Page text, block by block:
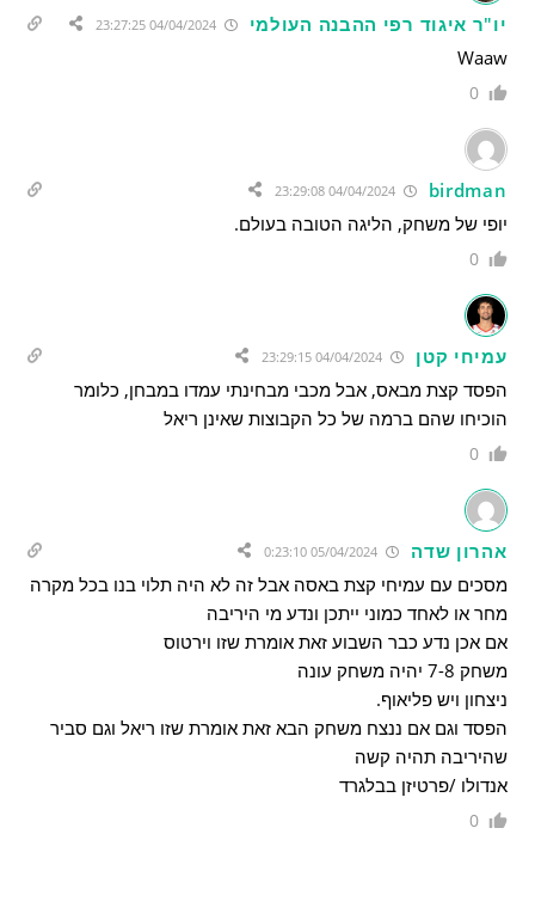
יו"ר איגוד רפי ההבנה העולמי 04/04/2024 23:27:25
Waaw
0
birdman
04/04/2024 23:29:08
יופי של משחק, הליגה הטובה בעולם.
0
עמיחי קטן
הפסד קצת מבאס, אבל מכבי מבחינתי עמדו במבחן, כלומר
הוכיחו שהם ברמה של כל הקבוצות שאינן ריאל
0
אהרון שדה
מסכים עם עמיחי קצת באסה אבל זה לא היה תלוי בנו בכל מקרה
מחר או לאחד כמוני ייתכן ונדע מי היריבה
אם אכן נדע כבר השבוע זאת אומרת שזו וירטוס
משחק 7-8 יהיה משחק עונה
ניצחון ויש פליאוף.
הפסד וגם אם ננצח משחק הבא זאת אומרת שזו ריאל וגם סביר
שהיריבה תהיה קשה
אנדולו /פרטיזן בבלגרד
0